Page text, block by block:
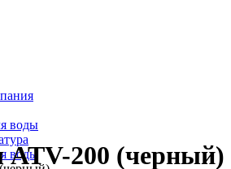
воды
воды
ATV-200 (черный)